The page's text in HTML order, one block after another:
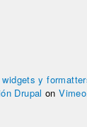
y
Drupal onVimeo